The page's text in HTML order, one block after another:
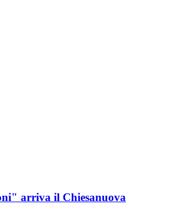
arriva il Chiesanuova